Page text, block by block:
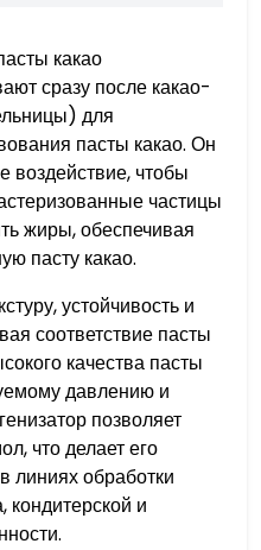
какао
сразу после какао-
для
пасты какао. Он
воздействие, чтобы
частицы
жиры, обеспечивая
пасту какао.
устойчивость и
соответствие пасты
качества пасты
давлению и
позволяет
что делает его
обработки
кондитерской и